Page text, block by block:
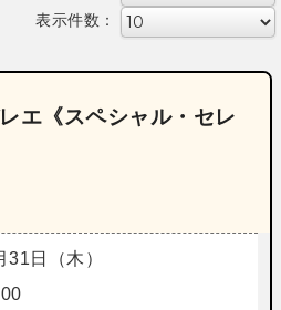
表示件数：
エ《スペシャル・セレ
31日（木）